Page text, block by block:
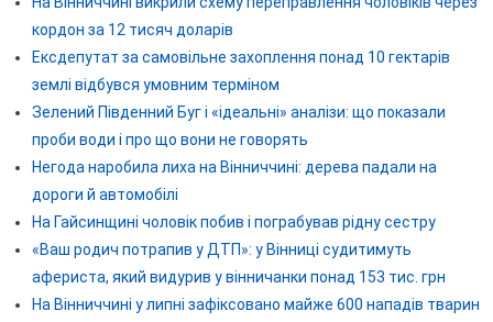
кордон за 12 тисяч доларів
Ексдепутат за самовільне захоплення понад 10 гектарів
землі відбувся умовним терміном
Зелений Південний Буг і «ідеальні» аналізи: що показали
проби води і про що вони не говорять
Негода наробила лиха на Вінниччині: дерева падали на
дороги й автомобілі
На Гайсинщині чоловік побив і пограбував рідну сестру
«Ваш родич потрапив у ДТП»: у Вінниці судитимуть
афериста, який видурив у вінничанки понад 153 тис. грн
На Вінниччині у липні зафіксовано майже 600 нападів тварин